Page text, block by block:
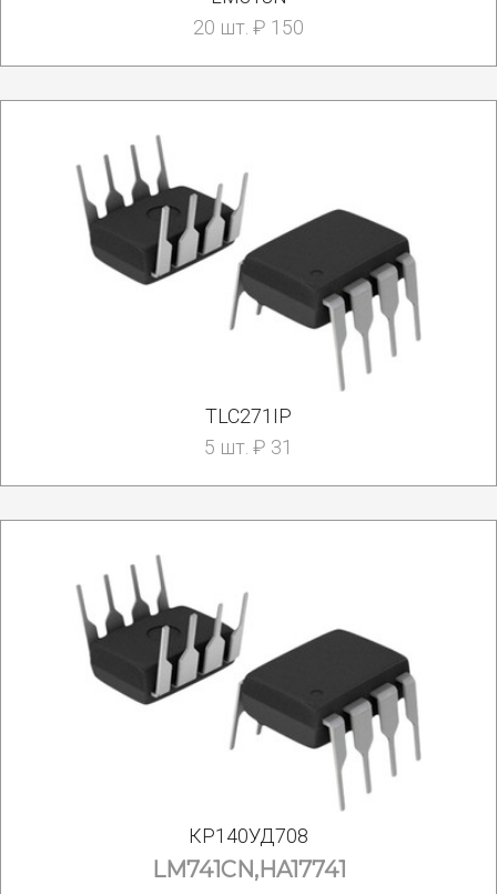
20 шт. ₽ 150
TLC271IP
5 шт. ₽ 31
КР140УД708
LM741CN,HA17741